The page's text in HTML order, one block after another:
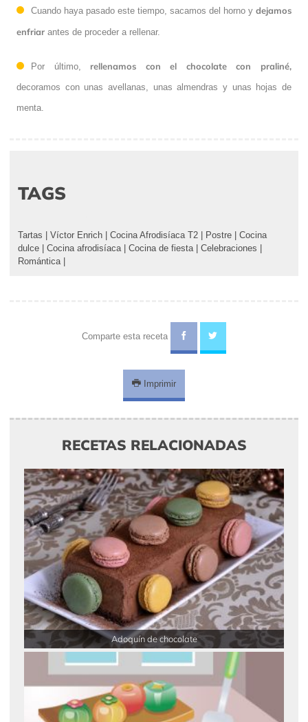
Cuando haya pasado este tiempo, sacamos del horno y dejamos
enfriar antes de proceder a rellenar.
Por último, rellenamos con el chocolate con praliné,
decoramos con unas avellanas, unas almendras y unas hojas de
menta.
TAGS
Tartas Víctor Enrich Cocina Afrodisíaca T2 Postre
Cocina
dulce
Cocina afrodisíaca| Cocina de fiesta| Celebraciones
Romántica|
Comparte esta receta
Imprimir
RECETAS RELACIONADAS
Adoquín de chocolate